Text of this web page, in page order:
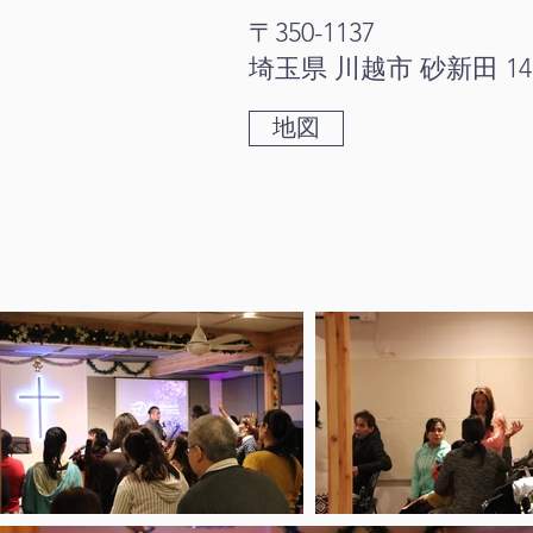
〒350-1137
埼玉県 川越市 砂新田
地図